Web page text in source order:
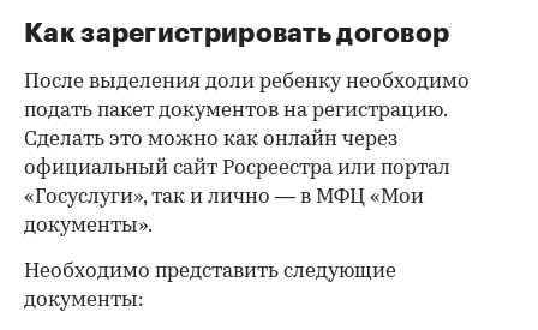
Как зарегистрировать договор
После выделения доли ребенку необходимо
подать пакет документов на регистрацию.
Сделать это можно как онлайн через
официальный сайт Росреестра или портал
«Госуслуги», так и лично — в МФЦ «Мои
документы».
Необходимо представить следующие
документы: